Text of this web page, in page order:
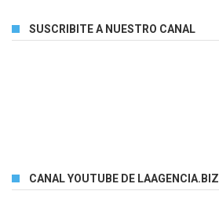
SUSCRIBITE A NUESTRO CANAL
CANAL YOUTUBE DE LAAGENCIA.BIZ